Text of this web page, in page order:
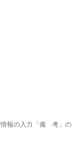
情報の入力「備 考」の